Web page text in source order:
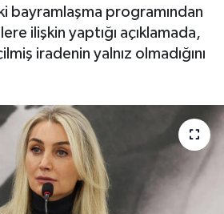
bayramlaşma programından
ilişkin yaptığı açıklamada,
iradenin yalnız olmadığını